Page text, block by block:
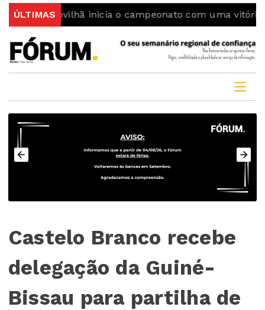
ÚLTIMAS
Covilhã inicia o campeonato com uma vitória
Castelo Branco recebe
delegação da Guiné-
Bissau para partilha de